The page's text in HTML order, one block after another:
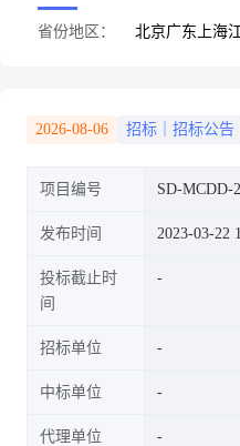
省份地区： 北京广东 上海
2026-08-06 招标｜招标公告
项目编号 SD-MCDD-
发布时间 2023-03-22
投标截止时
间
招标单位
中标单位
代理单位